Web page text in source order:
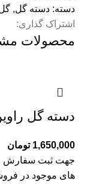
دسته: دسته گل,
اشتراک گذاری:
محصولات
دسته گل
1,650,000 تومان
جهت ثبت سفارش و
های موجود در